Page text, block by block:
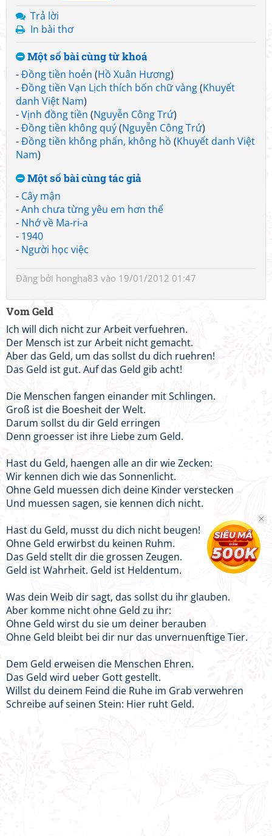
Trả lời
In bài thơ
Một số bài cùng từ khoá
-Đồng tiền hoẻn (Hồ Xuân Hương)
-Đồng tiền Vạn Lịch thích bốn chữ vàng(Khuyết
danh Việt Nam)
-Vịnh đồng tiền (Nguyễn Công Trứ)
-Đồng tiền không quý(Nguyễn Công Trứ)
-Đồng tiền không phấn, không hồ (Khuyết danh Việt
Nam)
Một số bài cùng tác giả
- Cây mận
-Anh chưa từng yêu em hơn thế
- Nhớ về Ma-ri-a
- 1940
- Người học việc
Đăng bởi hongha83 vào 19/01/2012 01:47
Vom Geld
Ich will dich nicht zur Arbeit verfuehren.
Der Mensch ist zur Arbeit nicht gemacht.
Aber das Geld, um das sollst du dich ruehren!
Das Geld ist gut. Auf das Geld gib acht!
Die Menschen fangen einander mit Schlingen.
Groß ist die Boesheit der Welt.
Darum sollst du dir Geld erringen
Denn groesser ist ihre Liebe zum Geld.
Hast du Geld, haengen alle an dir wie Zecken:
Wir kennen dich wie das Sonnenlicht.
Ohne Geld muessen dich deine Kinder verstecken
Und muessen sagen, sie kennen dich nicht.
Hast du Geld, musst du dich nicht beugen!
Ohne Geld erwirbst du keinen Ruhm.
Das Geld stellt dir die grossen Zeugen.
Geld ist Wahrheit. Geld ist Heldentum.
Was dein Weib dir sagt, das sollst du ihr glauben.
Aber komme nicht ohne Geld zu ihr:
Ohne Geld wirst du sie um deiner berauben
Ohne Geld bleibt bei dir nur das unvernuenftige Tier.
Dem Geld erweisen die Menschen Ehren.
Das Geld wird ueber Gott gestellt.
Willst du deinem Feind die Ruhe im Grab verwehren
Schreibe auf seinen Stein: Hier ruht Geld.